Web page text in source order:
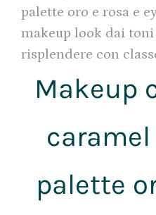
palette oro e rosa e
makeup look dai
risplendere con
Makeup
palette